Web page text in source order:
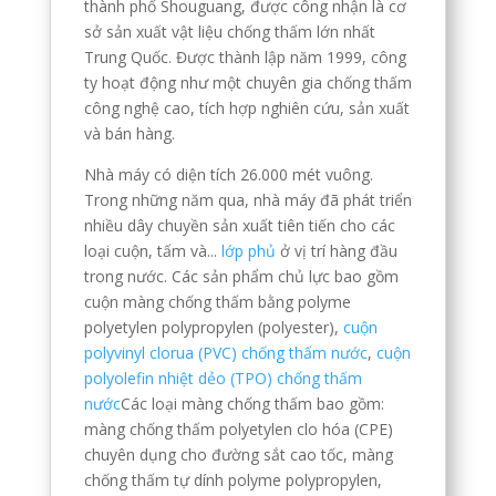
thành phố Shouguang, được công nhận là cơ
sở sản xuất vật liệu chống thấm lớn nhất
Trung Quốc. Được thành lập năm 1999, công
ty hoạt động như một chuyên gia chống thấm
công nghệ cao, tích hợp nghiên cứu, sản xuất
và bán hàng.
Nhà máy có diện tích 26.000 mét vuông.
Trong những năm qua, nhà máy đã phát triển
nhiều dây chuyền sản xuất tiên tiến cho các
loại cuộn, tấm và... lớp phủ ở vị trí hàng đầu
trong nước. Các sản phẩm chủ lực bao gồm
cuộn màng chống thấm bằng polyme
polyetylen polypropylen (polyester), cuộn
polyvinyl clorua (PVC) chống thấm nước, cuộn
polyolefin nhiệt dẻo (TPO) chống thấm
nướcCác loại màng chống thấm bao gồm:
màng chống thấm polyetylen clo hóa (CPE)
chuyên dụng cho đường sắt cao tốc, màng
chống thấm tự dính polyme polypropylen,
Cebuano
Czech
Welsh
Danish
Lower Sorbian
Dzongkha
Estonian
Basque
Icelandic
Panjabi
Swedish
Chinese